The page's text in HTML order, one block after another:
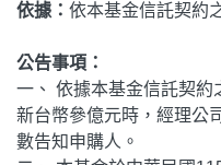
依據： 依本基金信託契約
公告事項：
一、 依據本基金信託契
新台幣參億元時，經理公
數告知申購人。